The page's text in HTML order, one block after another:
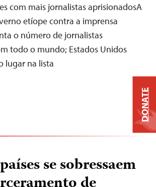
com mais jornalistas aprisionadosA
etíope contra a imprensa
o número de jornalistas
todo o mundo; Estados Unidos
lugar na lista
se sobressaem
DONATE